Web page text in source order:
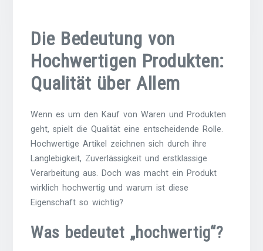
Die Bedeutung von
Hochwertigen Produkten:
Qualität über Allem
Wenn es um den Kauf von Waren und Produkten
geht, spielt die Qualität eine entscheidende Rolle.
Hochwertige Artikel zeichnen sich durch ihre
Langlebigkeit, Zuverlässigkeit und erstklassige
Verarbeitung aus. Doch was macht ein Produkt
wirklich hochwertig und warum ist diese
Eigenschaft so wichtig?
Was bedeutet „hochwertig“?